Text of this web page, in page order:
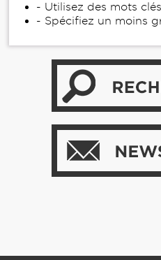
- Utilisez des mots
- Spécifiez un moins